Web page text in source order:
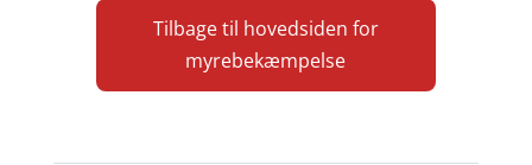
Tilbage til hovedsiden for
myrebekæmpelse